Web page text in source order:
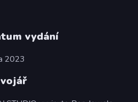
vydání
2023